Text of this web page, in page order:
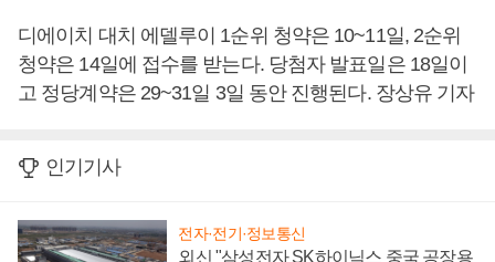
디에이치 대치 에델루이 1순위 청약은 10~11일, 2순위
청약은 14일에 접수를 받는다. 당첨자 발표일은 18일이
고 정당계약은 29~31일 3일 동안 진행된다. 장상유 기자
인기기사
전자·전기·정보통신
외신 "삼성전자 SK하이닉스 중국 공장용